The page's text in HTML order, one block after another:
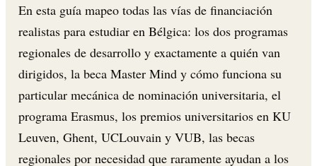
En esta guía mapeo todas las vías de financiación
realistas para estudiar en Bélgica: los dos programas
regionales de desarrollo y exactamente a quién van
dirigidos, la beca Master Mind y cómo funciona su
particular mecánica de nominación universitaria, el
programa Erasmus, los premios universitarios en KU
Leuven, Ghent, UCLouvain y VUB, las becas
regionales por necesidad que raramente ayudan a los